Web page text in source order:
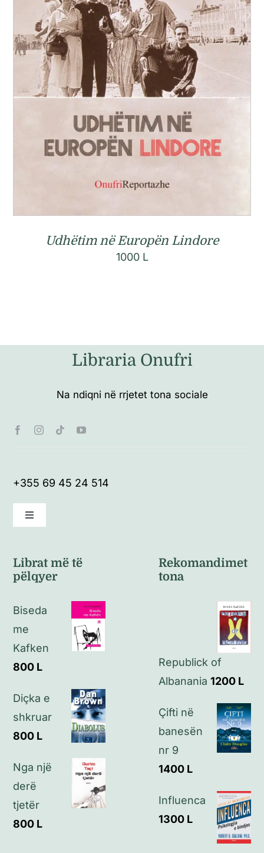
Udhëtim në Europën Lindore
1000 L
Libraria Onufri
Na ndiqni në rrjetet tona sociale
+355 69 45 24 514
Toggle
Politikat e kthimeve
Politikat e privatësisë
Kontakt
Librat më të
pëlqyer
Biseda
me
Kafken
800 L
Diçka e
shkruar
800 L
Nga një
derë
tjetër
800 L
Rekomandimet
tona
Republick of
Albanania 1200 L
Çifti në
banesën
nr 9
1400 L
Influenca
1300 L